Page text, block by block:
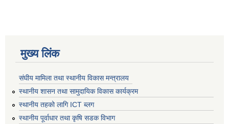
मुख्य लिंक
संघीय मामिला तथा स्थानीय विकास मन्त्रालय
स्थानीय शासन तथा सामुदायिक विकास कार्यक्रम
स्थानीय तहको लागि ICT ब्लग
स्थानीय पूर्वाधार तथा कृषि सडक विभाग